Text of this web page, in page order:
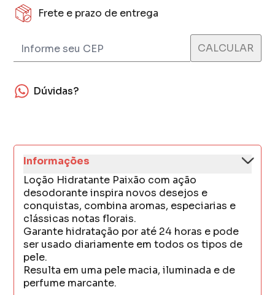
Frete e prazo de entrega
Dúvidas?
Informações
Loção Hidratante Paixão com ação
desodorante inspira novos desejos e
conquistas, combina aromas, especiarias e
clássicas notas florais.
Garante hidratação por até 24 horas e pode
ser usado diariamente em todos os tipos de
pele.
Resulta em uma pele macia, iluminada e de
perfume marcante.